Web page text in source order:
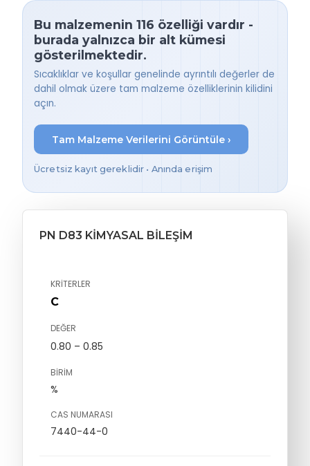
Bu malzemenin 116 özelliği vardır -
burada yalnızca bir alt kümesi
gösterilmektedir.
Sıcaklıklar ve koşullar genelinde ayrıntılı değerler de
dahil olmak üzere tam malzeme özelliklerinin kilidini
açın.
Tam Malzeme Verilerini Görüntüle ›
Ücretsiz kayıt gereklidir • Anında erişim
PN D83 KIMYASAL BILEŞIM
KRITERLER
C
DEĞER
0.80 – 0.85
BIRIM
%
CAS NUMARASI
7440-44-0